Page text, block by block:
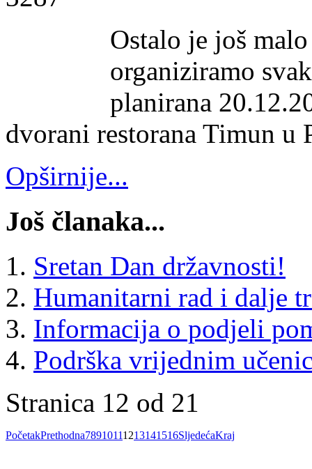
Ostalo je još
organiziramo
planirana
dvorani restorana Timun u
Opširnije...
Još članaka...
Sretan Dan državnosti!
Humanitarni rad i dalje
Informacija o podjeli
Podrška vrijednim
Stranica 12 od 21
PočetakPrethodna78910111213141516SljedećaKraj